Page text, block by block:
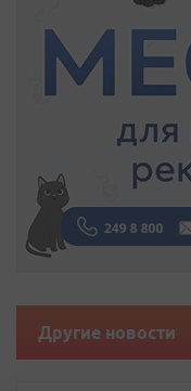
Другие новости